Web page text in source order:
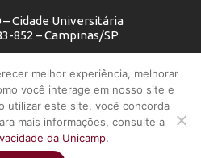
Cidade Universitária
852 – Campinas/SP
melhor experiência, melhorar
você interage em nosso site e
utilizar este site, você concorda
mais informações, consulte a
da Unicamp.